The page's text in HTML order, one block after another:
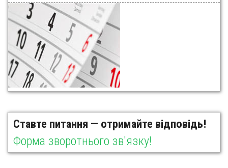
Ставте питання — отримайте відповідь!
Форма зворотнього зв'язку!